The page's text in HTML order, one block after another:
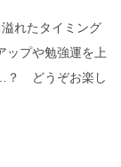
れたタイミング
ップや勉強運を上
？ どうぞお楽し